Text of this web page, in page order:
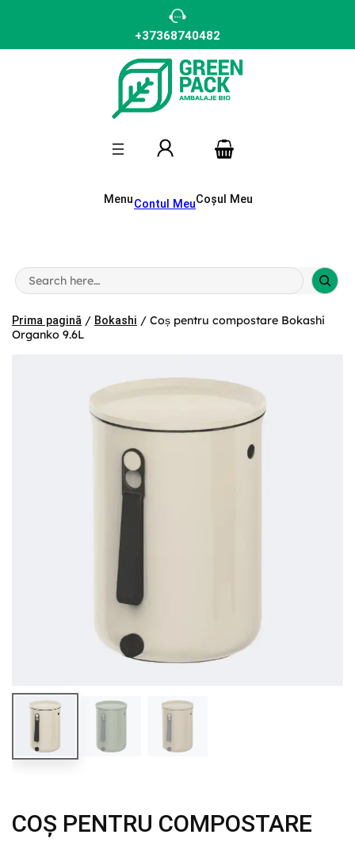
+37368740482
MenuContul MeuCoșul Meu
S
e
r
c
Prima pagină / Bokashi / Coș pentru compostare Bokashi
Organko 9.6L
COȘ PENTRU COMPOSTARE